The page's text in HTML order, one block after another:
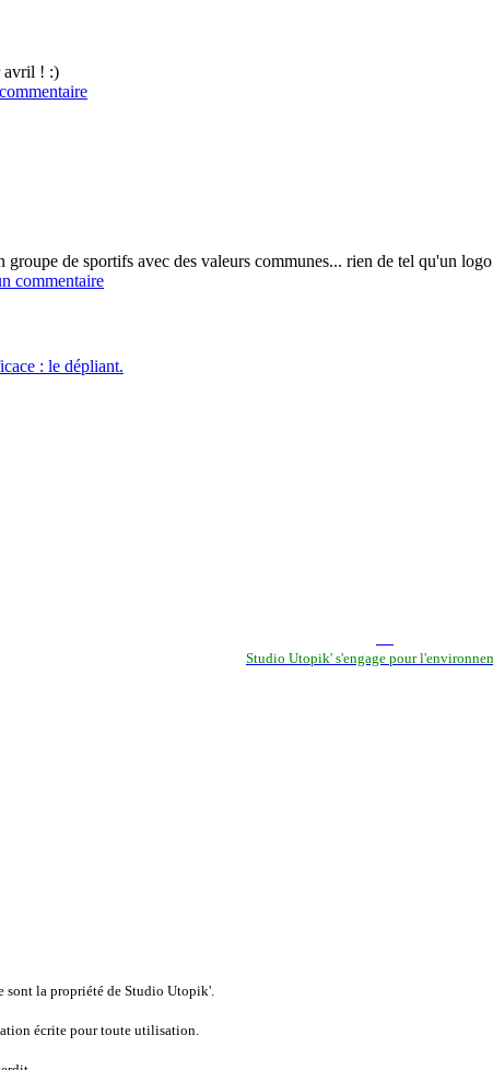
avril ! :)
groupe de sportifs avec des valeurs communes... rien de tel qu'un
commentaire
: le dépliant.
Studio Utopik' s'engage pour
sont la propriété de Studio Utopik'.
écrite pour toute utilisation.